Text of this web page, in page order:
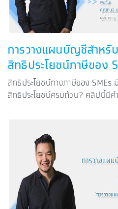
การวางแผนบัญชีสำหรั
สิทธิประโยชน์ภาษีของ
สิทธิประโยชน์ทางภาษีของ SMEs
สิทธิประโยชน์ครบถ้วน? คลิปนี้มีค